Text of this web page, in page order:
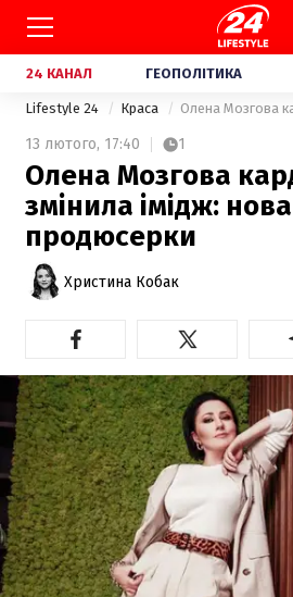
24 КАНАЛ ГЕОПОЛІТИКА
Lifestyle 24 Краса
13 лютого, 17:40 1
Олена Мозгова
змінила імідж:
продюсерки
Христина Кобак